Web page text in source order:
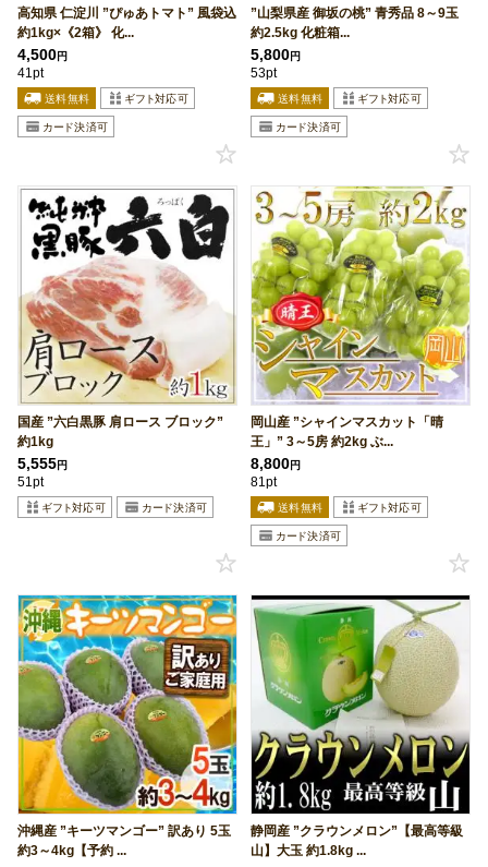
高知県 仁淀川 ”ぴゅあトマト” 風袋込
約1kg×《2箱》 化...
4,500円
41pt
”山梨県産 御坂の桃” 青秀品 8～9玉
約2.5kg 化粧箱...
5,800円
53pt
国産 ”六白黒豚 肩ロース ブロック”
約1kg
5,555円
51pt
岡山産 ”シャインマスカット「晴
王」” 3～5房 約2kg ぶ...
8,800円
81pt
沖縄産 ”キーツマンゴー” 訳あり 5玉
約3～4kg【予約 ...
静岡産 ”クラウンメロン”【最高等級
山】大玉 約1.8kg ...